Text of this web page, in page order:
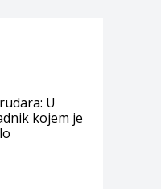
U
kojem je